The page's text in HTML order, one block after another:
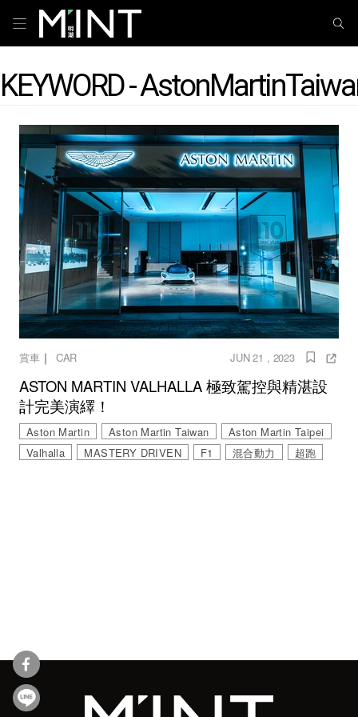
KEYWORD -
賞車｜ CAR JUN 21 , 2023
ASTON MARTIN VALHALLA 極致駕控與精湛設
計完美演繹！
Aston Martin Aston Martin Taiwan
Aston Martin Taipei
Valhalla
MASTERY DRIVEN F1 混合動力 超跑